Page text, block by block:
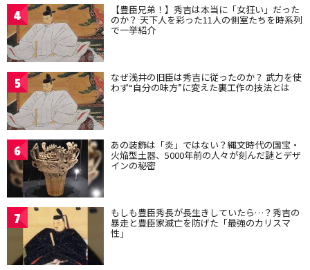
4 【豊臣兄弟！】秀吉は本当に「女狂い」だった
のか？ 天下人を彩った11人の側室たちを時系列
で一挙紹介
5 なぜ浅井の旧臣は秀吉に従ったのか？ 武力を使
わず“自分の味方”に変えた裏工作の技法とは
6 あの装飾は「炎」ではない？縄文時代の国宝・
火焔型土器、5000年前の人々が刻んだ謎とデザ
インの秘密
7 もしも豊臣秀長が長生きしていたら…？秀吉の
暴走と豊臣家滅亡を防げた「最強のカリスマ
性」